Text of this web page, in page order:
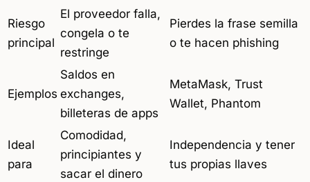
Riesgo
principal
El proveedor falla,
congela o te
restringe
Pierdes la frase semilla
o te hacen phishing
Ejemplos
Saldos en
exchanges,
billeteras de apps
MetaMask, Trust
Wallet, Phantom
Ideal
para
Comodidad,
principiantes y
sacar el dinero
Independencia y tener
tus propias llaves